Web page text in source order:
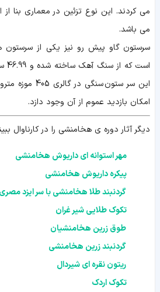
می کردند. این نوع تزئین در معماری بنا
می باشد.
سرستون گاو پیش رو نیز یکی از
است
این سر ستون
امکان بازدید عموم از آن وجود دازد.
دیگر آثار دوره ی هخامنشی را در کارناوال
مهر استوانه ای داریوش هخامنشی
پیکره داریوش هخامنشی
گردنبند طلا هخامنشی با سر ایزد مصری
تکوک طلایی شیر غران
طوق زرین هخامنشیان
گردنبند زرین هخامنشی
ریتون نقره ای شیردال
تکوک اردک